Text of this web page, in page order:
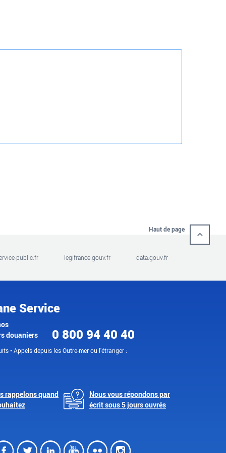
Haut de page
public.fr legifrance.gouv.fr data.gouv.fr
Service
douaniers
0 800 94 40 40
• Appels depuis les Outre-mer ou l'étranger :
rappelons quand
Nous vous répondons par
écrit sous 5 jours ouvrés